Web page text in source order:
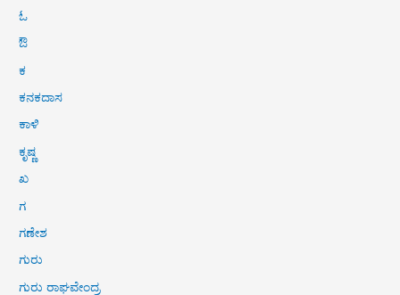
ಓ
ಔ
ಕ
ಕನಕದಾಸ
ಕಾಳಿ
ಕೃಷ್ಣ
ಖ
ಗ
ಗಣೇಶ
ಗುರು
ಗುರು ರಾಘವೇಂದ್ರ